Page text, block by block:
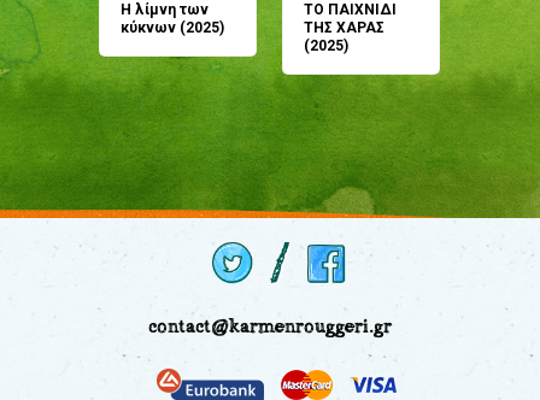
Η λίμνη των
κύκνων (2025)
ΤΟ ΠΑΙΧΝΙΔΙ
ΤΗΣ ΧΑΡΑΣ
(2025)
μου;
(2024)
contact@karmenrouggeri.gr